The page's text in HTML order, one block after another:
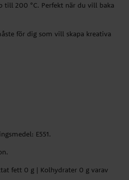
till 200 °C. Perfekt när du vill baka
för dig som vill skapa kreativa
E551.
fett 0 g | Kolhydrater 0 g varav